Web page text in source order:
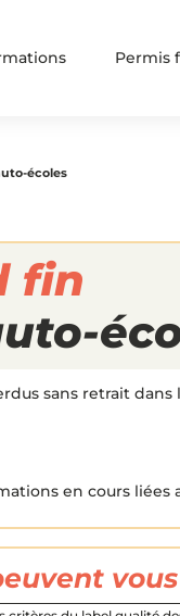
Permis
écoles
fin
sans retrait dans
en cours